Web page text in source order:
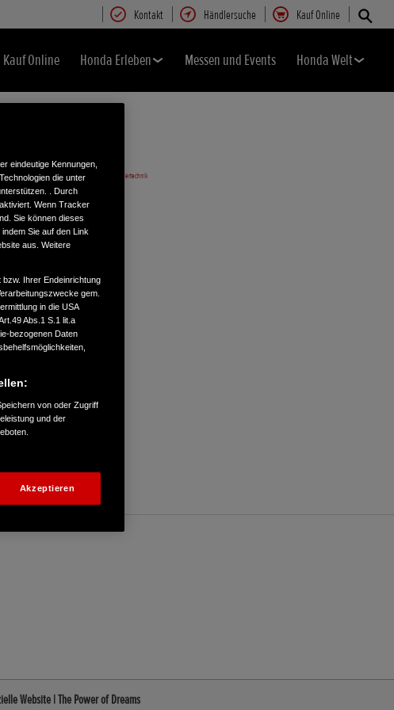
Kontakt Händlersuche Kauf Online
Kauf Online Honda Erleben Messen und Events Honda Welt
Website | The Power of Dreams
eindeutige Kennungen,
die unter
. Durch
Wenn Tracker
Sie können dieses
Sie auf den Link
aus. Weitere
Ihrer Endeinrichtung
gem.
in die USA
Abs.1 S.1 lit.a
bezogenen Daten
von oder Zugriff
und der
Akzeptieren